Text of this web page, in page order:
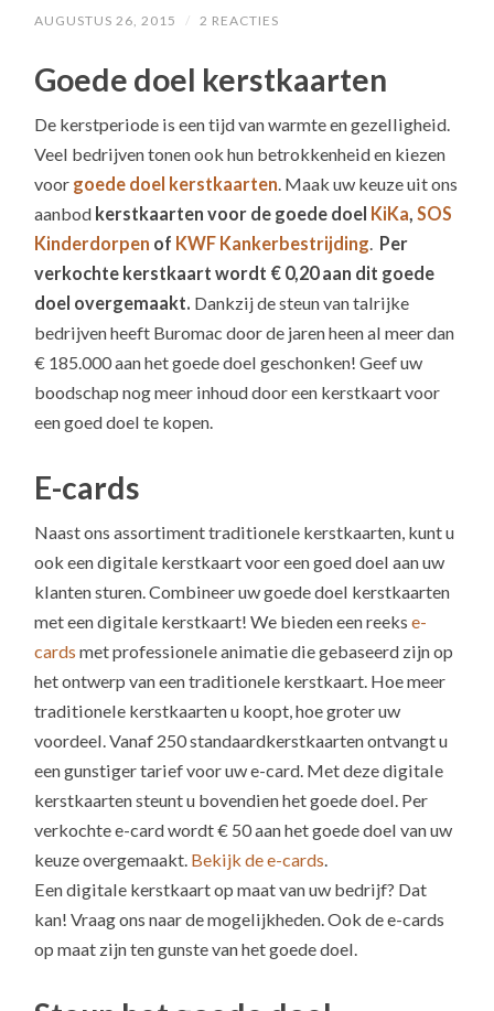
AUGUSTUS 26, 2015 / 2 REACTIES
Goede doel kerstkaarten
De kerstperiode is een tijd van warmte en gezelligheid.
Veel bedrijven tonen ook hun betrokkenheid en kiezen
voor goede doel kerstkaarten . Maak uw keuze uit ons
aanbod kerstkaarten voor de goede doel KiKa SOS
Kinderdorpen of KWF Kankerbestrijding Per
verkochte kerstkaart wordt € 0,20 aan dit goede
doel overgemaakt. Dankzij de steun van talrijke
bedrijven heeft Buromac door de jaren heen al meer dan
€ 185.000 aan het goede doel geschonken! Geef uw
boodschap nog meer inhoud door een kerstkaart voor
een goed doel te kopen.
E-cards
Naast ons assortiment traditionele kerstkaarten, kunt u
ook een digitale kerstkaart voor een goed doel aan uw
klanten sturen. Combineer uw goede doel kerstkaarten
met een digitale kerstkaart! We bieden een reekse-
cards met professionele animatie die gebaseerd zijn op
het ontwerp van een traditionele kerstkaart. Hoe meer
traditionele kerstkaarten u koopt, hoe groter uw
voordeel. Vanaf 250 standaardkerstkaarten ontvangt u
een gunstiger tarief voor uw e-card. Met deze digitale
kerstkaarten steunt u bovendien het goede doel. Per
verkochte e-card wordt € 50 aan het goede doel van uw
keuze overgemaakt. Bekijk de e-cards
Een digitale kerstkaart op maat van uw bedrijf? Dat
kan! Vraag ons naar de mogelijkheden. Ook de e-cards
op maat zijn ten gunste van het goede doel.